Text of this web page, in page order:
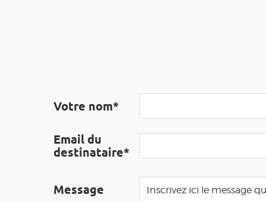
Votre nom*
Email du
destinataire*
Message